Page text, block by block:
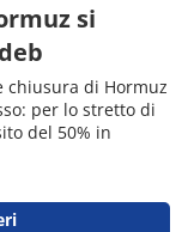
si
chiusura di Hormuz
per lo stretto di
del 50% in